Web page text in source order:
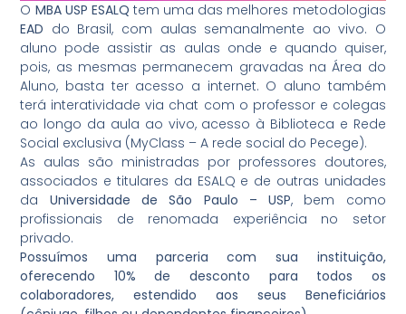
O MBA USP ESALQ tem uma das melhores metodologias
EAD do Brasil, com aulas semanalmente ao vivo. O
aluno pode assistir as aulas onde e quando quiser,
pois, as mesmas permanecem gravadas na Área do
Aluno, basta ter acesso a internet. O aluno também
terá interatividade via chat com o professor e colegas
ao longo da aula ao vivo, acesso à Biblioteca e Rede
Social exclusiva (MyClass – A rede social do Pecege).
As aulas são ministradas por professores doutores,
associados e titulares da ESALQ e de outras unidades
da Universidade de São Paulo – USP, bem como
profissionais de renomada experiência no setor
privado.
Possuímos uma parceria com sua instituição,
oferecendo 10% de desconto para todos os
colaboradores, estendido aos seus Beneficiários